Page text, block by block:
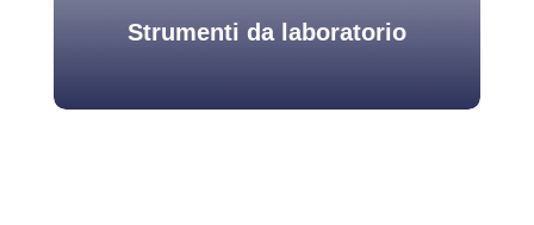
Strumenti da laboratorio